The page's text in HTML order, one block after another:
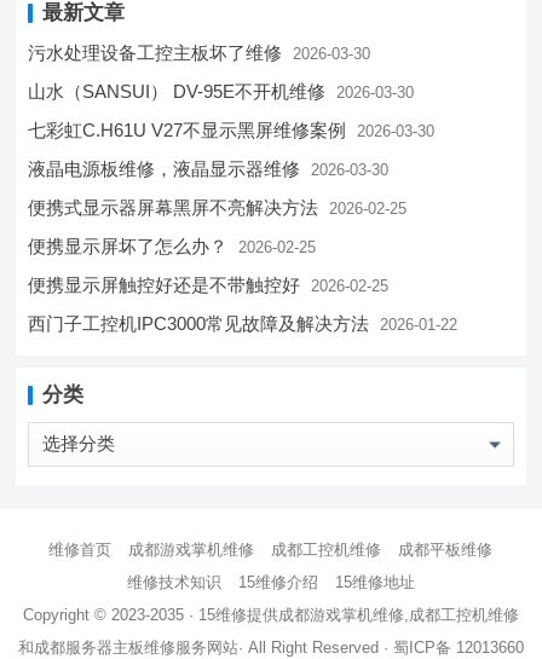
最新文章
污水处理设备工控主板坏了维修 2026-03-30
山水（SANSUI） DV-95E不开机维修 2026-03-30
七彩虹C.H61U V27不显示黑屏维修案例 2026-03-30
液晶电源板维修，液晶显示器维修 2026-03-30
便携式显示器屏幕黑屏不亮解决方法 2026-02-25
便携显示屏坏了怎么办？ 2026-02-25
便携显示屏触控好还是不带触控好 2026-02-25
西门子工控机IPC3000常见故障及解决方法 2026-01-22
分类
分
类
维修首页 成都游戏掌机维修 成都工控机维修
成都平板维修
维修技术知识
15维修介绍
15维修地址
Copyright © 2023-2035 · 15维修提供成都游戏掌机维修 成都工控机维修
和成都服务器主板维修服务网站· All Right Reserved · 蜀ICP备 12013660